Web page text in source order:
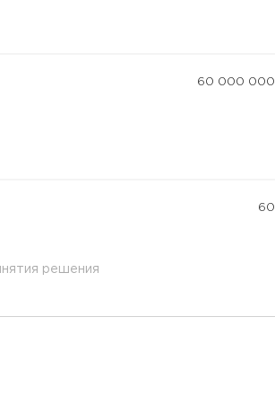
60 000 000
60
решения